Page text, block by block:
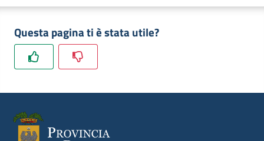
Questa pagina ti è stata utile?